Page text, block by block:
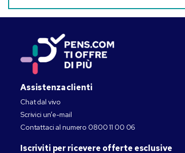
Assistenza clienti
Chat dal vivo
Scrivici un’e-mail
Contattaci al numero 0800 11 00 06
Iscriviti per ricevere offerte esclusive